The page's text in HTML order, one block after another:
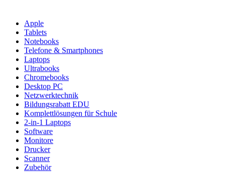
Apple
Tablets
Notebooks
Telefone & Smartphones
Laptops
Ultrabooks
Chromebooks
Desktop PC
Netzwerktechnik
Bildungsrabatt EDU
Komplettlösungen für Schule
2-in-1 Laptops
Software
Monitore
Drucker
Scanner
Zubehör